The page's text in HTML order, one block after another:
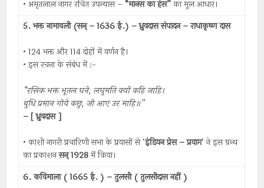
• अमृतलाल नागर रचित उपन्यास –“मानस का हंस”का मूल आधार।
5. भक्त नामावली (सन् – 1636 ई.) – ध्रुवदास संपादन – राधाकृष्ण दास
• 124 भक्त और 114 दोहों में वर्णन है।
• इस रचना के संबंध में :-
“रसिक भक्त भूतल घने, लघुमति क्यों कहि जाहि।
बुधि प्रमान गोये कछु, जो आए उर माहि॥”
– [ ध्रुवदास ]
• काशी नागरी प्रचारिणी सभा के प्रयासों से ‘इंडियन प्रेस – प्रयाग‘ ने इस ग्रन्थ
का प्रकाशनसन् 1928में किया।
6. कविमाला ( 1665 ई. ) – तुलसी ( तुलसीदास नहीं )